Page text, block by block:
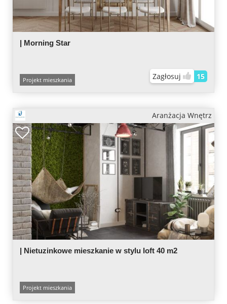
| Morning Star
Projekt mieszkania Zagłosuj 15
Aranżacja Wnętrz
| Nietuzinkowe mieszkanie w stylu loft 40 m2
Projekt mieszkania